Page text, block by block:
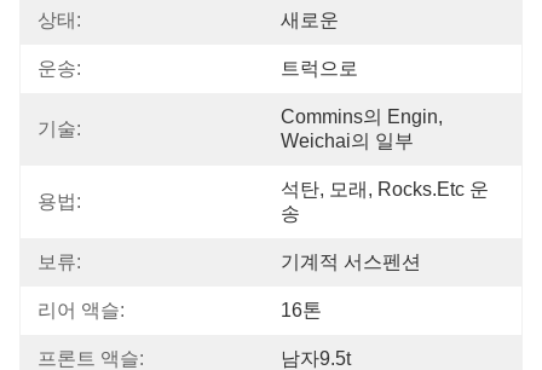
상태: 새로운
운송: 트럭으로
기술:
Commins의 Engin,
Weichai의 일부
용법:
석탄, 모래, Rocks.etc 운
송
보류: 기계적 서스펜션
리어 액슬: 16톤
프론트 액슬: 남자9.5t